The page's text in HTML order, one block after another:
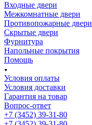
Входные двери
Межкомнатные двери
Противопожарные двери
Скрытые двери
Фурнитура
Напольные покрытия
Помощь
Условия оплаты
Условия доставки
Гарантия на товар
Вопрос-ответ
+7 (3452) 39-31-80